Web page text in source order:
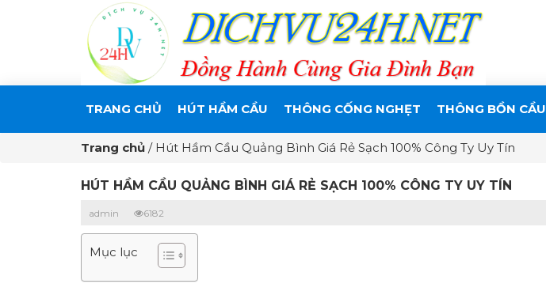
TRANG CHỦ HÚT HẦM CẦU THÔNG CỐNG NGHẸT THÔNG BỒN CẦU
Trang chủ / Hút Hầm Cầu Quảng Bình Giá Rẻ Sạch 100% Công Ty Uy Tín
HÚT HẦM CẦU QUẢNG BÌNH GIÁ RẺ SẠCH 100% CÔNG TY UY TÍN
admin 6182
Mục lục